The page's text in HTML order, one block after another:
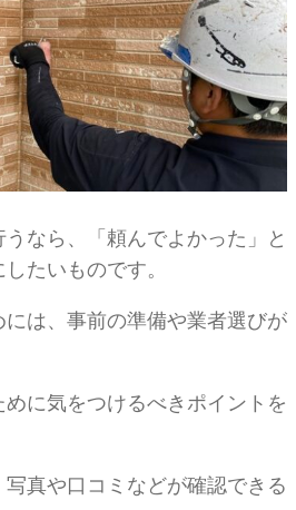
なら、「頼んでよかった」と
たいものです。
は、事前の準備や業者選びが
に気をつけるべきポイントを
写真や口コミなどが確認できる